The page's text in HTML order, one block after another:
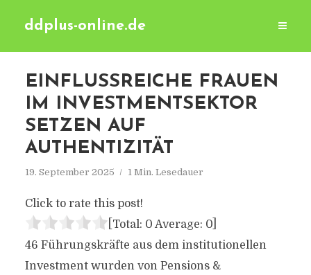
ddplus-online.de
EINFLUSSREICHE FRAUEN
IM INVESTMENTSEKTOR
SETZEN AUF
AUTHENTIZITÄT
19. September 2025 1 Min. Lesedauer
Click to rate this post!
[Total: 0 Average: 0]
46 Führungskräfte aus dem institutionellen
Investment wurden von Pensions &